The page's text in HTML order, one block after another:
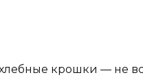
крошки — не